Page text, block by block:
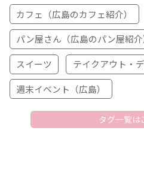
カフェ（広島のカフェ紹介）
パン屋さん（広島のパン屋紹介
スイーツ
テイクアウト・
週末イベント（広島）
タグ一覧は